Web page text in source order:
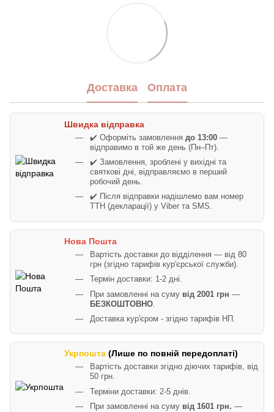
Доставка Оплата
Швидка відправка
✔️ Оформіть замовлення до 13:00 —
відправимо в той же день (Пн–Пт).
✔️ Замовлення, зроблені у вихідні та
святкові дні, відправляємо в перший
робочий день.
✔️ Після відправки надішлемо вам номер
ТТН (декларації) у Viber та SMS.
Нова Пошта
Вартість доставки до відділення — від 80
грн (згідно тарифів кур'єрської служби).
Термін доставки: 1-2 дні.
При замовленні на суму від 2001 грн —
БЕЗКОШТОВНО
Доставка кур'єром - згідно тарифів НП.
Укрпошта (Лише по повній передоплаті)
Вартість доставки згідно діючих тарифів, від
50 грн.
Терміни доставки: 2-5 днів.
При замовленні на суму від 1601 грн. —